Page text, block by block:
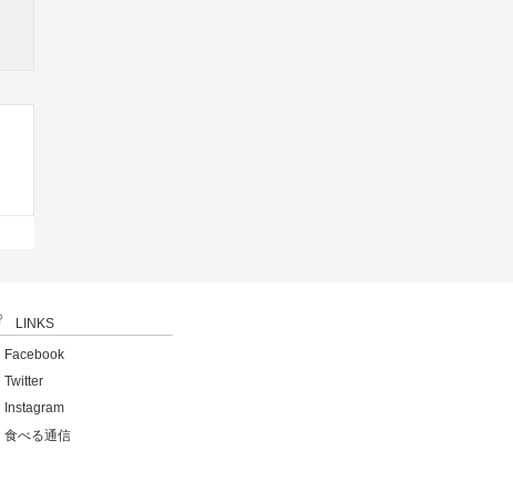
LINKS
Facebook
Twitter
Instagram
食べる通信